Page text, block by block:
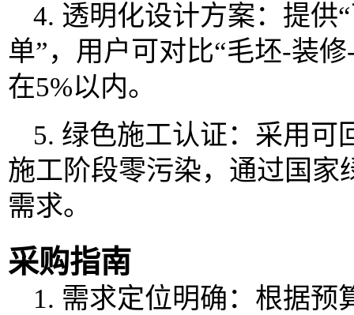
4. 透明化设计方案：提供
单”，用户可对比“毛坯-装
在5%以内。
5. 绿色施工认证：采用可
施工阶段零污染，通过国家
需求。
采购指南
1. 需求定位明确：根据预